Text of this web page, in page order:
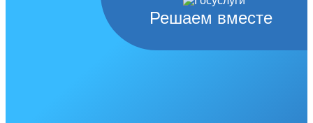
Решаем вместе